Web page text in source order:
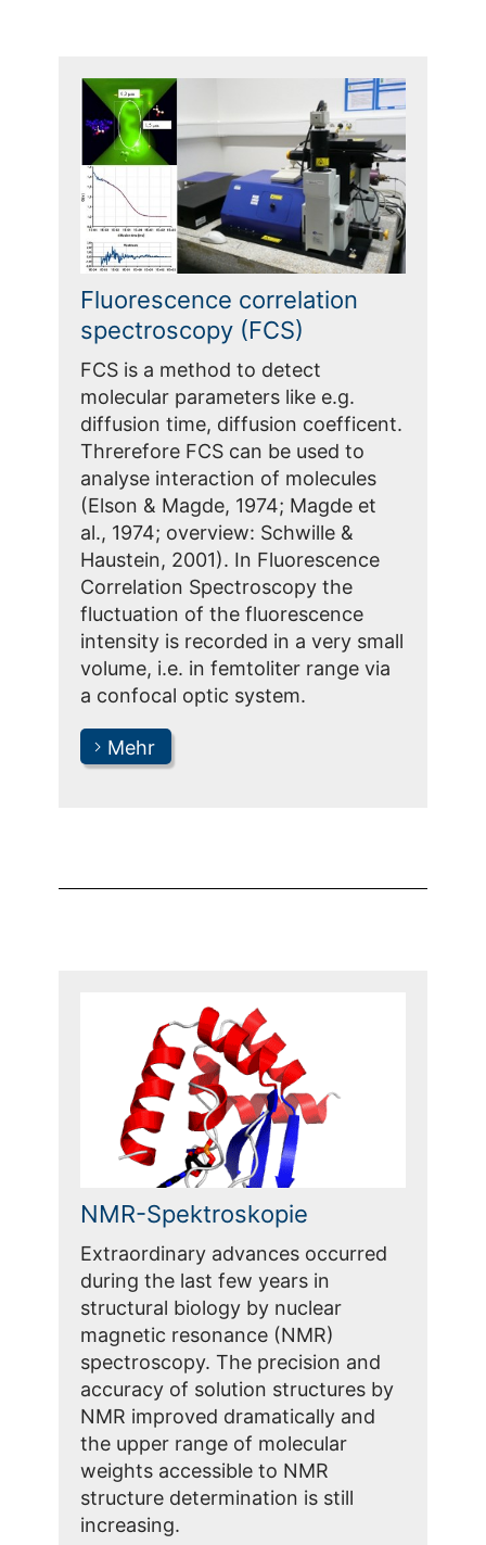
Fluorescence correlation
spectroscopy (FCS)
FCS is a method to detect
molecular parameters like e.g.
diffusion time, diffusion coefficent.
Threrefore FCS can be used to
analyse interaction of molecules
(Elson & Magde, 1974; Magde et
al., 1974; overview: Schwille &
Haustein, 2001). In Fluorescence
Correlation Spectroscopy the
fluctuation of the fluorescence
intensity is recorded in a very small
volume, i.e. in femtoliter range via
a confocal optic system.
Mehr
NMR-Spektroskopie
Extraordinary advances occurred
during the last few years in
structural biology by nuclear
magnetic resonance (NMR)
spectroscopy. The precision and
accuracy of solution structures by
NMR improved dramatically and
the upper range of molecular
weights accessible to NMR
structure determination is still
increasing.